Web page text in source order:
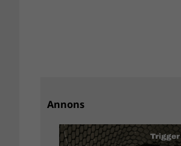
Annons